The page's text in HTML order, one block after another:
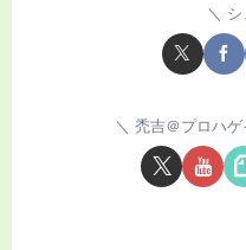
シ
禿吉＠プロハ